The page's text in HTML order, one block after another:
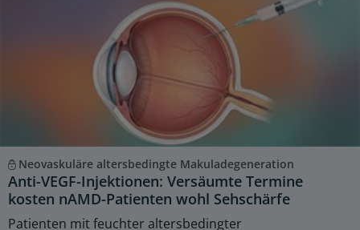
Neovaskuläre altersbedingte Makuladegeneration
Anti-VEGF-Injektionen: Versäumte Termine
kosten nAMD-Patienten wohl Sehschärfe
Patienten mit feuchter altersbedingter